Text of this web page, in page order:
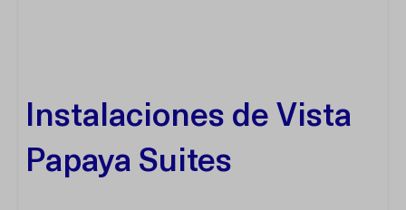
Instalaciones de Vista
Papaya Suites